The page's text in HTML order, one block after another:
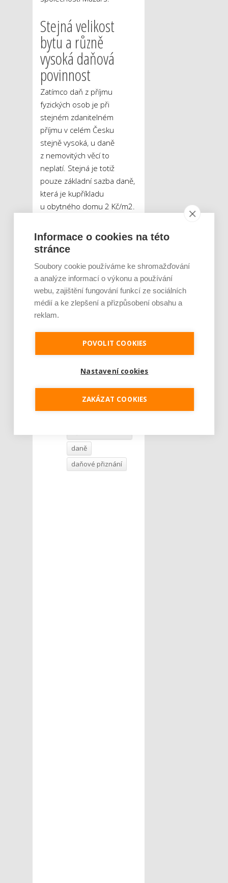
Stejná velikost
bytu a různě
vysoká daňová
povinnost
Zatímco daň z příjmu
fyzických osob je při
stejném zdanitelném
příjmu v celém Česku
stejně vysoká, u daně
z nemovitých věcí to
neplatí. Stejná je totiž
pouze základní sazba daně,
která je kupříkladu
u obytného domu 2 Kč/m2
základní sazba daně násobí,
však závisí na velikosti obce,
Obce ovšem mohou
koeficient upravit. Ve
velkých městech je tedy při
stejných vstupních údajích
daň z nemovitých věcí vyšší.
Letní brigáda a daně
daně
daňové přiznání
Informace o cookies na této
stránce
Soubory cookie používáme ke shromažďování
a analýze informací o výkonu a používání
webu, zajištění fungování funkcí ze sociálních
médií a ke zlepšení a přizpůsobení obsahu a
reklam.
POVOLIT COOKIES
Nastavení cookies
ZAKÁZAT COOKIES